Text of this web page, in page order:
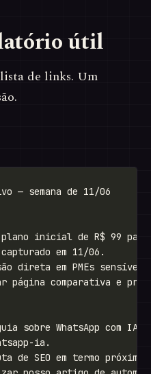
útil
de links. Um